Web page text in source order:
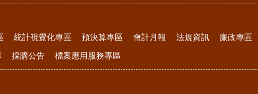
統計視覺化專區 預決算專區 會計月報 法規資訊 廉政專區
採購公告 檔案應用服務專區